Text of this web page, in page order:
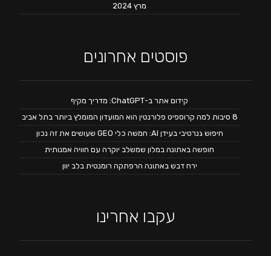
מרץ 2024
פוסטים אחרונים
קידום אתר ב-ChatGPT: מדריך מקיף
8 סיבות למה קרוספיט פלורנטין הוא המועדון המומלץ ביותר בתל אביב
חיפוש גנרטיבי בעידן AI: חמשה כלי GEO שעושים את זה נכון
חופשה באתונה במלון שמשלב יוקרה עם חוויה אמנותית
ירח דבש באתונה הרפתקה רומנטית בלב יוון
עקבו אחרינו